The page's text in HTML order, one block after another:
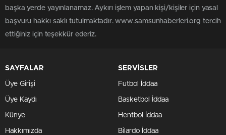
başka yerde yayınlanamaz. Aykırı işlem yapan kişi/kişiler için yasal
başvuru hakkı saklı tutulmaktadır. www.samsunhaberleri.org tercih
ettiğiniz için teşekkür ederiz.
SAYFALAR
Üye Girişi
Üye Kaydı
Künye
Hakkımızda
SERVİSLER
Futbol İddaa
Basketbol İddaa
Hentbol İddaa
Bilardo İddaa